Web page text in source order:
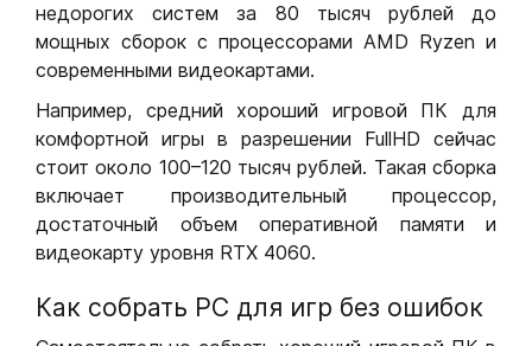
недорогих систем за 80 тысяч рублей до
мощных сборок с процессорами AMD Ryzen и
современными видеокартами.
Например, средний хороший игровой ПК для
комфортной игры в разрешении FullHD сейчас
стоит около 100–120 тысяч рублей. Такая сборка
включает производительный процессор,
достаточный объем оперативной памяти и
видеокарту уровня RTX 4060.
Как собрать РС для игр без ошибок